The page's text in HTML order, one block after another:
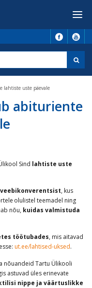
uste päevale
abituriente
Sind lahtiste uste
veebikonverentsist, kus
olulistel teemadel ning
nõu, kuidas valmistuda
töötubades, mis aitavad
ut.ee/lahtised-uksed.
nõuandeid Tartu Ülikooli
astuvad üles erinevate
nippe ja väärtuslikke